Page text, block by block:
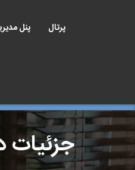
پرتال پنل